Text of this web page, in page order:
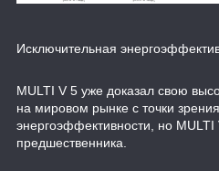
Исключительная
MULTI V 5 уже доказал свою
на мировом рынке с точки
энергоэффективности, но MULTI
предшественника.